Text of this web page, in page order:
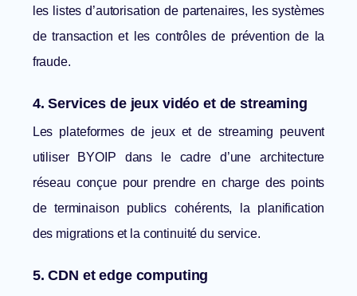
les listes d’autorisation de partenaires, les systèmes
de transaction et les contrôles de prévention de la
fraude.
4. Services de jeux vidéo et de streaming
Les plateformes de jeux et de streaming peuvent
utiliser BYOIP dans le cadre d’une architecture
réseau conçue pour prendre en charge des points
de terminaison publics cohérents, la planification
des migrations et la continuité du service.
5. CDN et edge computing